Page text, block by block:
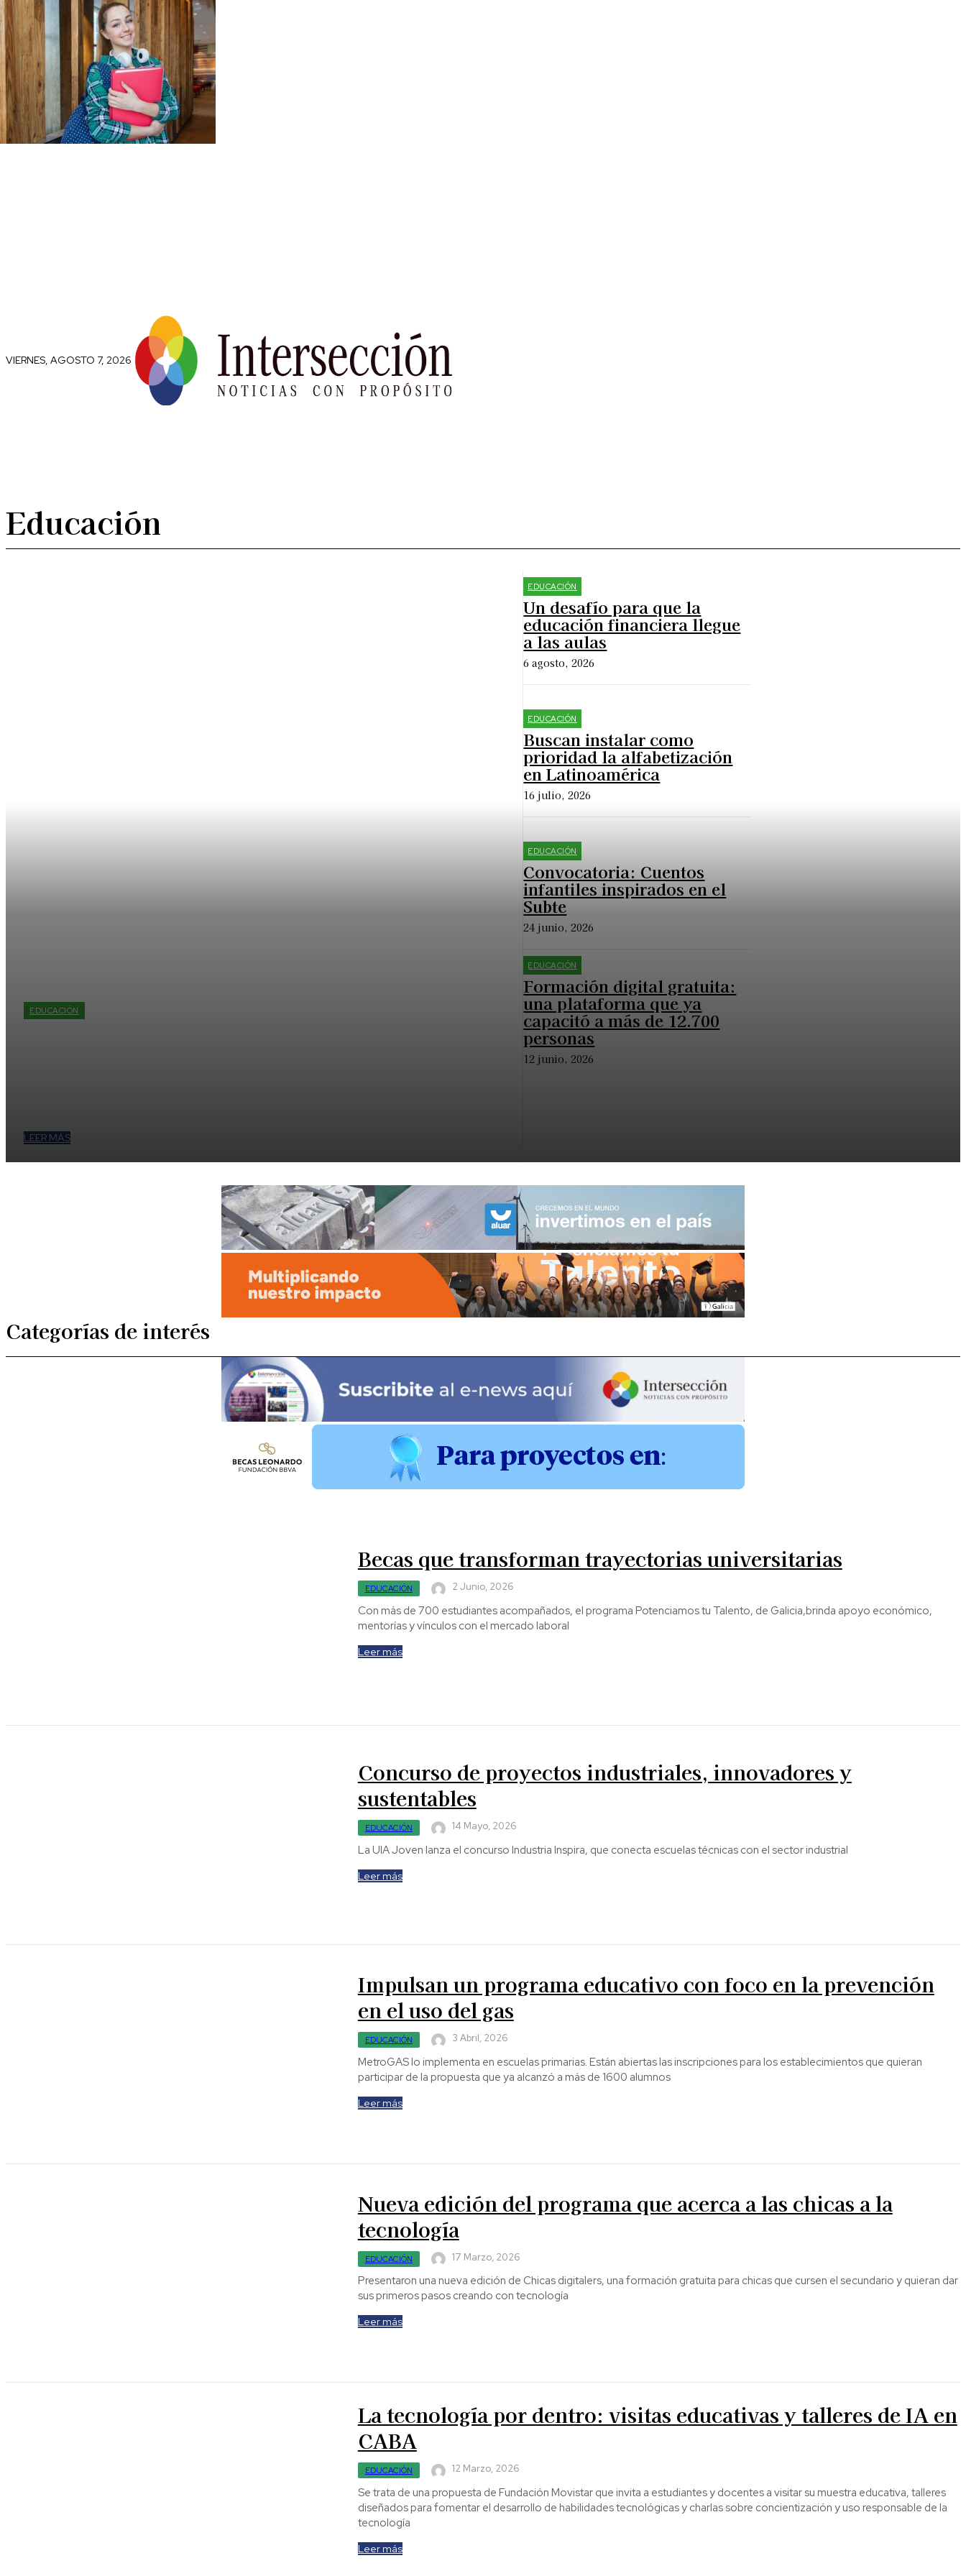
VIERNES, AGOSTO 7, 2026
Educación
EDUCACIÓN
LEER MÁS
EDUCACIÓN
Un desafío para que la
educación financiera llegue
a las aulas
6 agosto, 2026
EDUCACIÓN
Buscan instalar como
prioridad la alfabetización
en Latinoamérica
16 julio, 2026
EDUCACIÓN
Convocatoria: Cuentos
infantiles inspirados en el
Subte
24 junio, 2026
EDUCACIÓN
Formación digital gratuita:
una plataforma que ya
capacitó a más de 12.700
personas
12 junio, 2026
Categorías de interés
Becas que transforman trayectorias universitarias
EDUCACIÓN 2 Junio, 2026
Con más de 700 estudiantes acompañados, el programa Potenciamos tu Talento, de Galicia,brinda apoyo económico,
mentorías y vínculos con el mercado laboral
Leer más
Concurso de proyectos industriales, innovadores y
sustentables
EDUCACIÓN 14 Mayo, 2026
La UIA Joven lanza el concurso Industria Inspira, que conecta escuelas técnicas con el sector industrial
Leer más
Impulsan un programa educativo con foco en la prevención
en el uso del gas
EDUCACIÓN 3 Abril, 2026
MetroGAS lo implementa en escuelas primarias. Están abiertas las inscripciones para los establecimientos que quieran
participar de la propuesta que ya alcanzó a más de 1600 alumnos
Leer más
Nueva edición del programa que acerca a las chicas a la
tecnología
EDUCACIÓN 17 Marzo, 2026
Presentaron una nueva edición de Chicas digitalers, una formación gratuita para chicas que cursen el secundario y quieran dar
sus primeros pasos creando con tecnología
Leer más
La tecnología por dentro: visitas educativas y talleres de IA en
CABA
EDUCACIÓN 12 Marzo, 2026
Se trata de una propuesta de Fundación Movistar que invita a estudiantes y docentes a visitar su muestra educativa, talleres
diseñados para fomentar el desarrollo de habilidades tecnológicas y charlas sobre concientización y uso responsable de la
tecnología
Leer más